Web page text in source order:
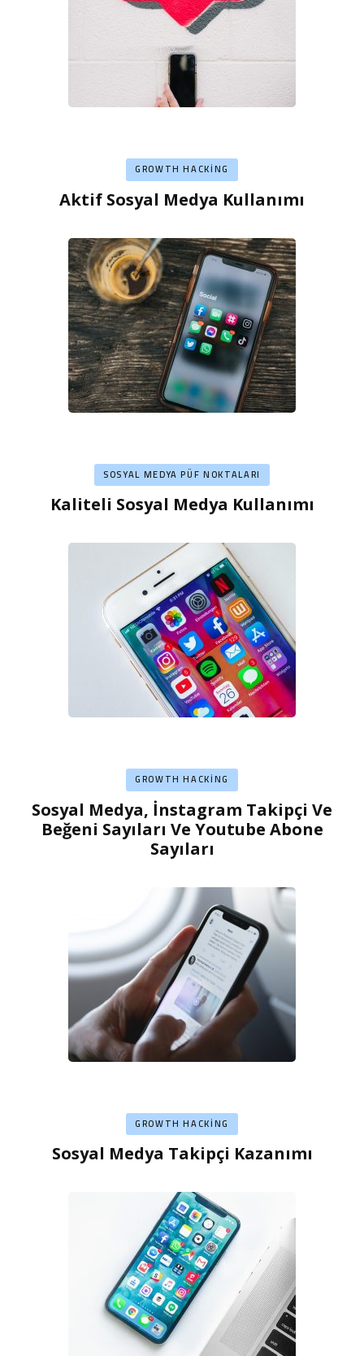
GROWTH HACKING
Aktif Sosyal Medya Kullanımı
SOSYAL MEDYA PÜF NOKTALARI
Kaliteli Sosyal Medya Kullanımı
GROWTH HACKING
Sosyal Medya, İnstagram Takipçi Ve
Beğeni Sayıları Ve Youtube Abone
Sayıları
GROWTH HACKING
Sosyal Medya Takipçi Kazanımı